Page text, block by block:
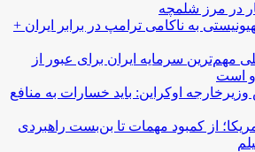
در مرز شلمچه
به ناکامی ترامپ در برابر ایران +
مهم‌ترین سرمایه ایران برای عبور از
است
اوکراین: باید خسارات به منافع
از کمبود مهمات تا بن‌بست راهبردی